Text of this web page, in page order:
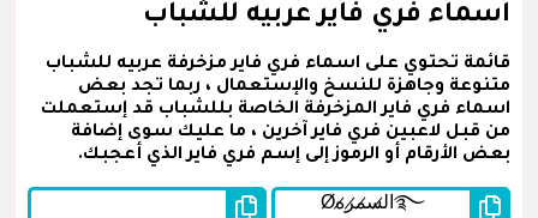
اسماء فري فاير عربيه للشباب
قائمة تحتوي على اسماء فري فاير مزخرفة عربيه للشباب
متنوعة وجاهزة للنسخ والإستعمال ، ربما تجد بعض
اسماء فري فاير المزخرفة الخاصة بللشباب قد إستعملت
من قبل لاعبين فري فاير آخرين ، ما عليك سوى إضافة
بعض الأرقام أو الرموز إلى إسم فري فاير الذي أعجبك.